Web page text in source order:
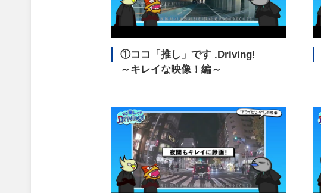
①ココ「推し」です .Driving!
～キレイな映像！編～